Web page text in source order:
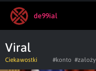
de99ial
Viral
Ciekawostki #konto